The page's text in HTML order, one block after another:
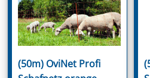
(50m) OviNet Profi